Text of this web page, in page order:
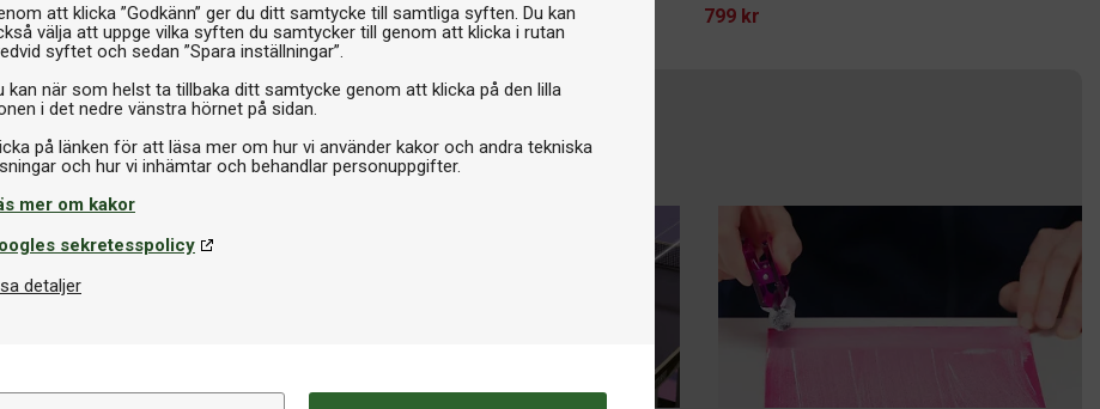
att klicka ”Godkänn” ger du ditt samtycke till samtliga syften. Du kan
välja att uppge vilka syften du samtycker till genom att klicka i rutan
syftet och sedan ”Spara inställningar”.
kan när som helst ta tillbaka ditt samtycke genom att klicka på den lilla
i det nedre vänstra hörnet på sidan.
på länken för att läsa mer om hur vi använder kakor och andra tekniska
mer om kakor
sekretesspolicy
detaljer
799 kr 799 kr
GUIDER